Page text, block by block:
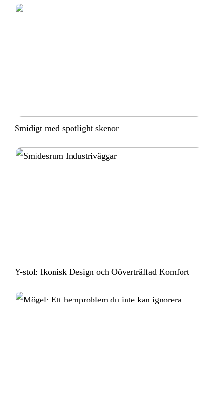
Smidigt med spotlight skenor
Y-stol: Ikonisk Design och Oöverträffad Komfort